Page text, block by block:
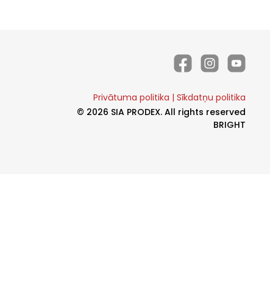
Privātuma politika | Sīkdatņu politika
© 2026 SIA PRODEX. All rights reserved
BRIGHT